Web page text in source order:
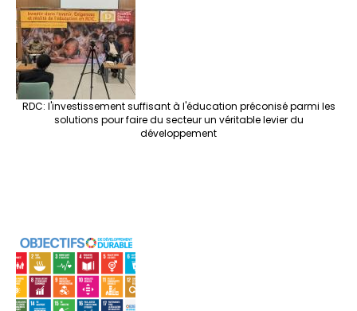
RDC: l'investissement suffisant à l'éducation préconisé parmi les
solutions pour faire du secteur un véritable levier du
développement